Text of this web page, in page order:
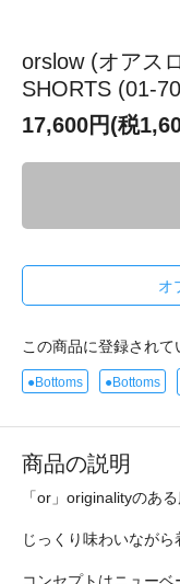
orslow (オアス
SHORTS (01-
17,600円(税
オ
この商品に登録されて
●Bottoms ●Bottoms
商品の説明
「or」originalityのあ
じっくり味わいながら